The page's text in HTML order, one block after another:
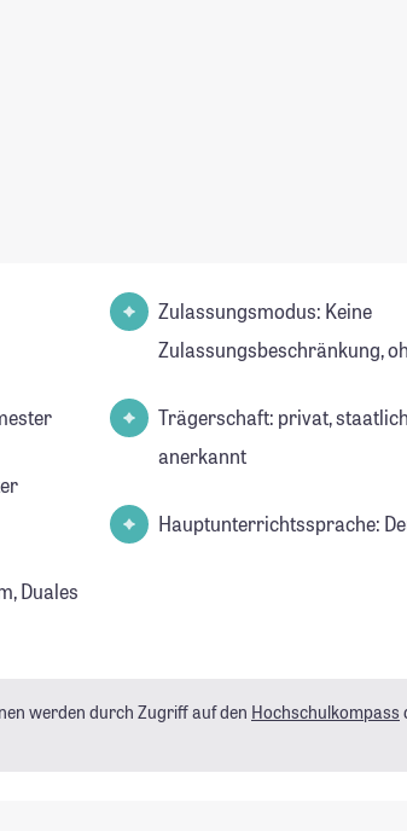
Duales
Zulassungsmodus: Keine
Zulassungsbeschränkung,
Trägerschaft: privat, staatlich
anerkannt
Hauptunterrichtssprache:
werden durch Zugriff auf den Hochschulkompass